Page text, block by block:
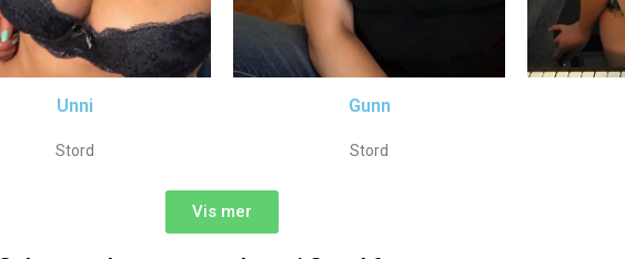
Unni
Stord
Gunn
Stord
Vis mer